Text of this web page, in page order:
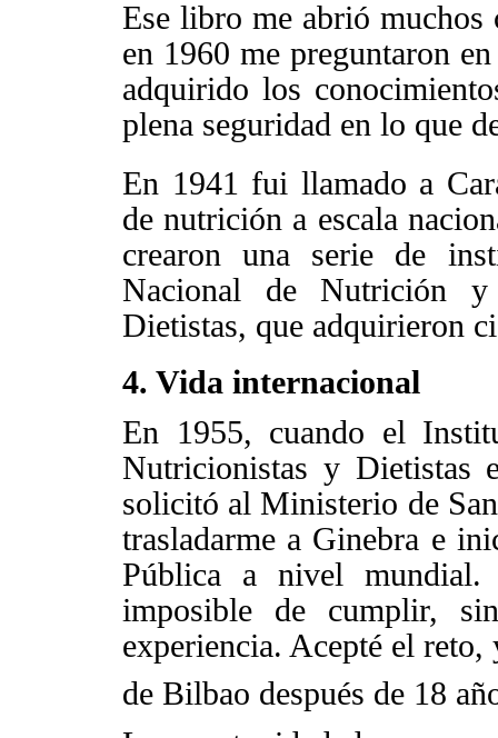
Ese libro me abrió
en 1960 me preguntaron
adquirido los
plena seguridad en lo que
En 1941 fui llamado a
de nutrición a escala
crearon una serie de
Nacional de Nutrición
Dietistas, que adquirieron
4. Vida internacional
En 1955, cuando el
Nutricionistas y Dietistas
solicitó al Ministerio de
trasladarme a Ginebra e
Pública a nivel
imposible de cumplir,
experiencia. Acepté el
de Bilbao después de 18